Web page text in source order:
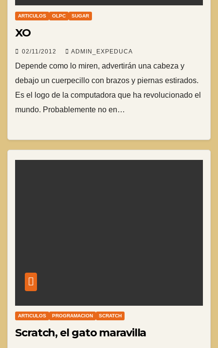
ARTICULOS OLPC SUGAR
XO
02/11/2012 ADMIN_EXPEDUCA
Depende como lo miren, advertirán una cabeza y
debajo un cuerpecillo con brazos y piernas estirados.
Es el logo de la computadora que ha revolucionado el
mundo. Probablemente no en…
ARTICULOS PROGRAMACION SCRATCH
Scratch, el gato maravilla